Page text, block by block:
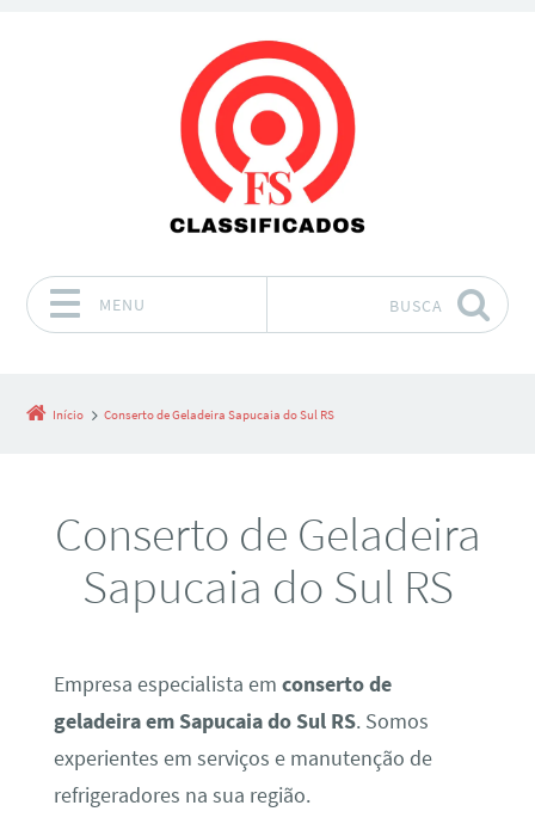
MENU BUSCA
Início Conserto de Geladeira Sapucaia do Sul RS
Conserto de Geladeira
Sapucaia do Sul RS
Empresa especialista em conserto de
geladeira em Sapucaia do Sul RS. Somos
experientes em serviços e manutenção de
refrigeradores na sua região.